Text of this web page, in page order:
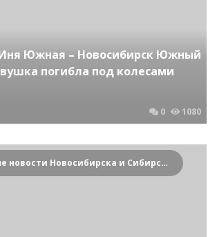
Южная – Новосибирск Южный
погибла под колесами
0 1080
Криминальные новости Новосибирска и Сибирского региона